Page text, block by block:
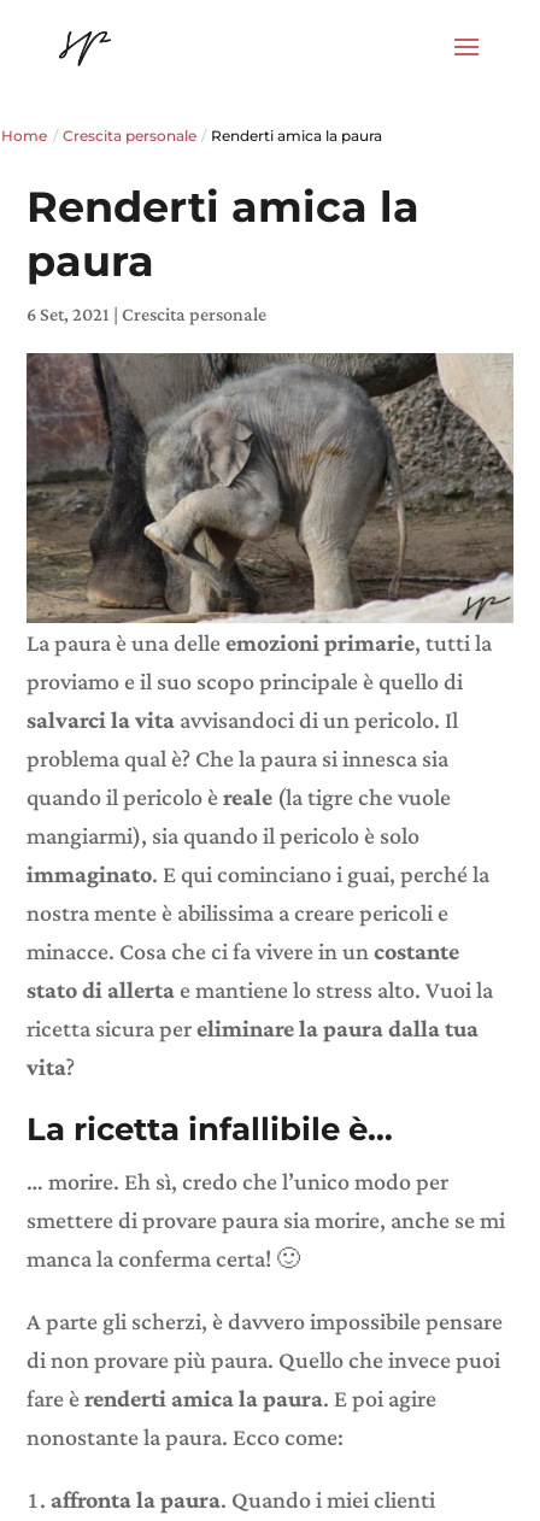
Home / Crescita personale / Renderti amica la paura
Renderti amica la
paura
6 Set, 2021 |Crescita personale
La paura è una delleemozioni primarie, tutti la
proviamo e il suo scopo principale è quello di
salvarci la vita avvisandoci di un pericolo. Il
problema qual è? Che la paura si innesca sia
quando il pericolo èreale (la tigre che vuole
mangiarmi), sia quando il pericolo è solo
immaginato. E qui cominciano i guai, perché la
nostra mente è abilissima a creare pericoli e
minacce. Cosa che ci fa vivere in uncostante
stato di allertae mantiene lo stress alto. Vuoi la
ricetta sicura pereliminare la paura dalla tua
vita?
La ricetta infallibile è…
… morire. Eh sì, credo che l’unico modo per
smettere di provare paura sia morire, anche se mi
manca la conferma certa! 🙂
A parte gli scherzi, è davvero impossibile pensare
di non provare più paura. Quello che invece puoi
fare èrenderti amica la paura. E poi agire
nonostante la paura. Ecco come:
affronta la paura. Quando i miei clienti